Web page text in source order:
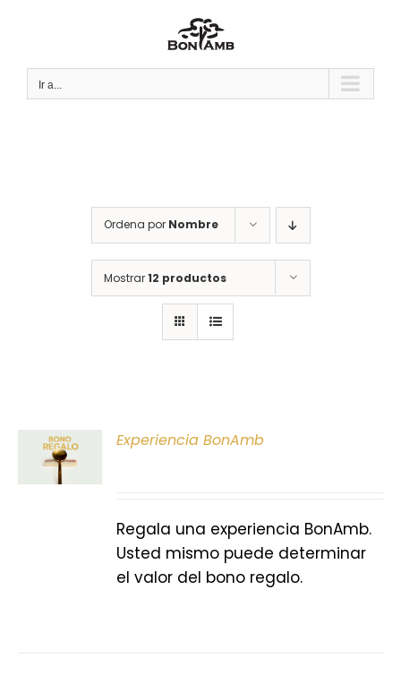
Ir a...
Ordena por Nombre
Mostrar12 productos
Experiencia BonAmb
Regala una experiencia BonAmb.
Usted mismo puede determinar
el valor del bono regalo.